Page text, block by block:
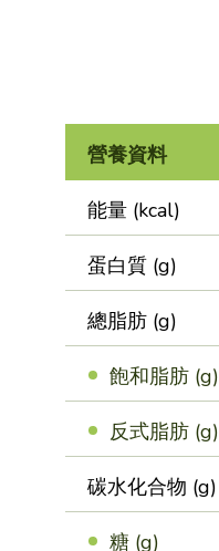
營養資料
能量 (kcal)
蛋白質 (g)
總脂肪 (g)
飽和脂肪 (g)
反式脂肪 (g)
碳水化合物 (g)
糖 (g)